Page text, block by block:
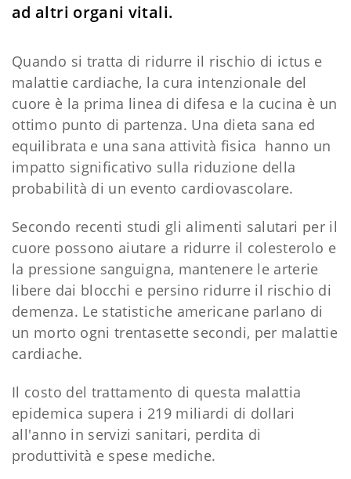
ad altri organi vitali.
Quando si tratta di ridurre il rischio di ictus e
malattie cardiache, la cura intenzionale del
cuore è la prima linea di difesa e la cucina è un
ottimo punto di partenza. Una dieta sana ed
equilibrata e una sana attività fisica hanno un
impatto significativo sulla riduzione della
probabilità di un evento cardiovascolare.
Secondo recenti studi gli alimenti salutari per il
cuore possono aiutare a ridurre il colesterolo e
la pressione sanguigna, mantenere le arterie
libere dai blocchi e persino ridurre il rischio di
demenza. Le statistiche americane parlano di
un morto ogni trentasette secondi, per malattie
cardiache.
Il costo del trattamento di questa malattia
epidemica supera i 219 miliardi di dollari
all'anno in servizi sanitari, perdita di
produttività e spese mediche.